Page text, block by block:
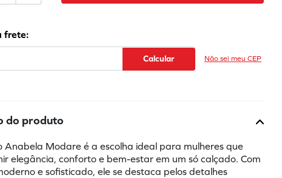
Não sei meu CEP
do produto
Anabela Modare é a escolha ideal para mulheres que
elegância, conforto e bem-estar em um só calçado. Com
e sofisticado, ele se destaca pelos detalhes